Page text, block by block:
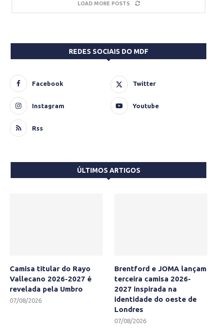
LOAD MORE POSTS
REDES SOCIAIS DO MDF
Facebook Twitter
Instagram Youtube
Rss
ÚLTIMOS ARTIGOS
Camisa titular do Rayo
Vallecano 2026-2027 é
revelada pela Umbro
07/08/2026
Brentford e JOMA lançam
terceira camisa 2026-
2027 inspirada na
identidade do oeste de
Londres
07/08/2026